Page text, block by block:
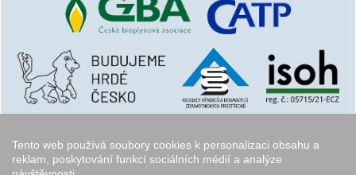
Tento web používá soubory cookies k personalizaci obsahu a
reklam, poskytování funkcí sociálních médií a analýze